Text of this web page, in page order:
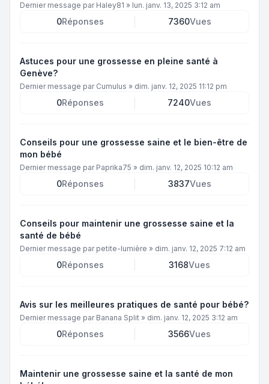
Dernier message par Haley81 » lun. janv. 13, 2025 3:12 am
0Réponses 7360Vues
Astuces pour une grossesse en pleine santé à
Genève?
Dernier message par Cumulus » dim. janv. 12, 2025 11:12 pm
0Réponses 7240Vues
Conseils pour une grossesse saine et le bien-être de
mon bébé
Dernier message par Paprika75 » dim. janv. 12, 2025 10:12 am
0Réponses 3837Vues
Conseils pour maintenir une grossesse saine et la
santé de bébé
Dernier message par petite-lumière » dim. janv. 12, 2025 7:12 am
0Réponses 3168Vues
Avis sur les meilleures pratiques de santé pour bébé?
Dernier message par Banana Split » dim. janv. 12, 2025 3:12 am
0Réponses 3566Vues
Maintenir une grossesse saine et la santé de mon